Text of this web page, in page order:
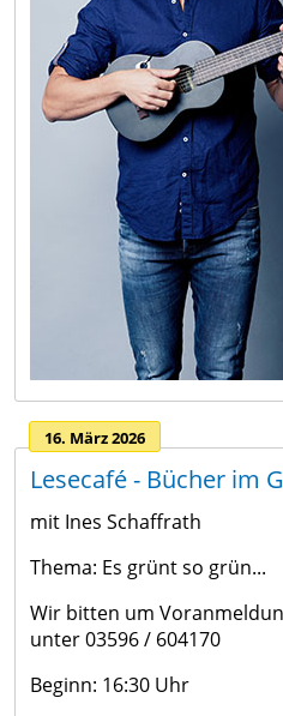
16. März 2026
Lesecafé - Bücher im
mit Ines Schaffrath
Thema: Es grünt so grün...
Wir bitten um
unter 03596 / 604170
Beginn: 16:30 Uhr